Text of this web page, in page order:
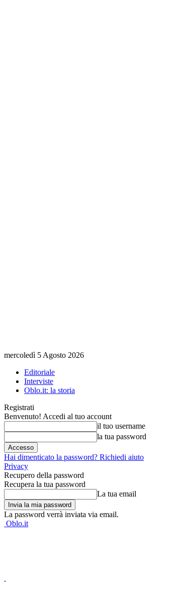
mercoledì 5 Agosto 2026
Editoriale
Interviste
Oblo.it: la storia
Registrati
Benvenuto! Accedi al tuo account
il tuo username
la tua password
Hai dimenticato la password? Richiedi aiuto
Privacy
Recupero della password
Recupera la tua password
La tua email
La password verrà inviata via email.
Oblo.it